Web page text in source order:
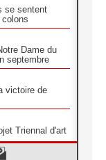
se sentent
Dame du
septembre
victoire de
Triennal d'art